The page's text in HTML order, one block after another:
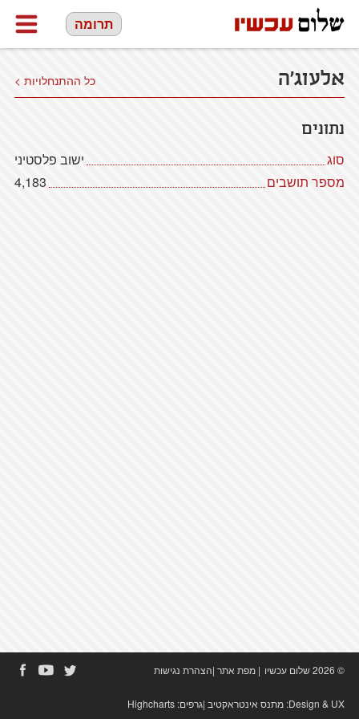
תרומה
אלעוג'ה כל ההתנחלויות >
נתונים
סוג
ישוב פלסטיני
מספר תושבים
4,183
© 2026 שלום עכשיו | מפת אתר|הצהרת נגישות
Design & UX: מתנס אינטראקטיב|גרפים: Highcharts